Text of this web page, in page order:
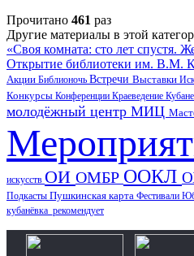
Прочитано 461 раз
Другие материалы в этой
«Своя комната: сто лет спустя.
Открытие библиотеки им. В.М.
Акции Библионочь Встречи Выставки
Конкурсы Конференции Краеведение
молодёжный центр МИЦ
искусств ОИ ОМБР ООКЛ
Подкасты Пушкинская карта Фестивали
кубанёвка_рекомендует